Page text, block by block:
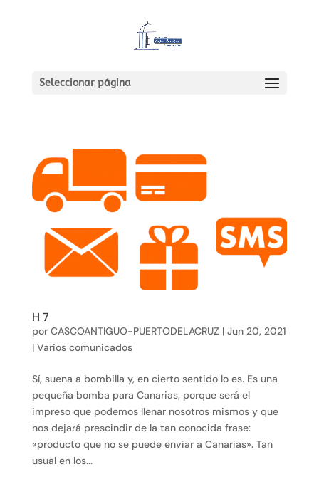
Seleccionar página
H 7
por CASCOANTIGUO-PUERTODELACRUZ | Jun 20, 2021
| Varios comunicados
Sí, suena a bombilla y, en cierto sentido lo es. Es una
pequeña bomba para Canarias, porque será el
impreso que podemos llenar nosotros mismos y que
nos dejará prescindir de la tan conocida frase:
«producto que no se puede enviar a Canarias». Tan
usual en los...